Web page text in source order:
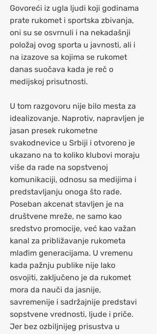
Govoreći iz ugla ljudi koji godinama
prate rukomet i sportska zbivanja,
oni su se osvrnuli i na nekadašnji
položaj ovog sporta u javnosti, ali i
na izazove sa kojima se rukomet
danas suočava kada je reč o
medijskoj prisutnosti.
U tom razgovoru nije bilo mesta za
idealizovanje. Naprotiv, napravljen je
jasan presek rukometne
svakodnevice u Srbiji i otvoreno je
ukazano na to koliko klubovi moraju
više da rade na sopstvenoj
komunikaciji, odnosu sa medijima i
predstavljanju onoga što rade.
Poseban akcenat stavljen je na
društvene mreže, ne samo kao
sredstvo promocije, već kao važan
kanal za približavanje rukometa
mlađim generacijama. U vremenu
kada pažnju publike nije lako
osvojiti, zaključeno je da rukomet
mora da nauči da jasnije,
savremenije i sadržajnije predstavi
sopstvene vrednosti, ljude i priče.
Jer bez ozbiljnijeg prisustva u